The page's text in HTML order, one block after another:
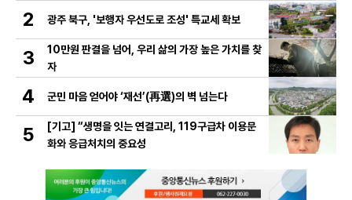
2 광주 북구, '보행자 우선도로 조성' 특교세 확보
3
10만원 판결을 넘어, 우리 삶의 가장 높은 가치를 찾
자
4 군민 마음 얻어야 ‘재선’(再選)의 벽 넘는다
5
[기고] “생명을 잇는 연결고리, 119구급차 이용문
화와 응급처치의 중요성